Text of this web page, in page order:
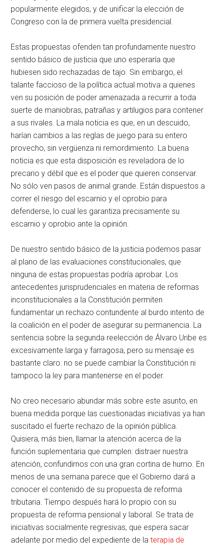
popularmente elegidos, y de unificar la elección de
Congreso con la de primera vuelta presidencial.
Estas propuestas ofenden tan profundamente nuestro
sentido básico de justicia que uno esperaría que
hubiesen sido rechazadas de tajo. Sin embargo, el
talante faccioso de la política actual motiva a quienes
ven su posición de poder amenazada a recurrir a toda
suerte de maniobras, patrañas y artilugios para contener
a sus rivales. La mala noticia es que, en un descuido,
harían cambios a las reglas de juego para su entero
provecho, sin vergüenza ni remordimiento. La buena
noticia es que esta disposición es reveladora de lo
precario y débil que es el poder que quieren conservar.
No sólo ven pasos de animal grande. Están dispuestos a
correr el riesgo del escarnio y el oprobio para
defenderse, lo cual les garantiza precisamente su
escarnio y oprobio ante la opinión.
De nuestro sentido básico de la justicia podemos pasar
al plano de las evaluaciones constitucionales, que
ninguna de estas propuestas podría aprobar. Los
antecedentes jurisprudenciales en materia de reformas
inconstitucionales a la Constitución permiten
fundamentar un rechazo contundente al burdo intento de
la coalición en el poder de asegurar su permanencia. La
sentencia sobre la segunda reelección de Álvaro Uribe es
excesivamente larga y farragosa, pero su mensaje es
bastante claro: no se puede cambiar la Constitución ni
tampoco la ley para mantenerse en el poder.
No creo necesario abundar más sobre este asunto, en
buena medida porque las cuestionadas iniciativas ya han
suscitado el fuerte rechazo de la opinión pública.
Quisiera, más bien, llamar la atención acerca de la
función suplementaria que cumplen: distraer nuestra
atención, confundirnos con una gran cortina de humo. En
menos de una semana parece que el Gobierno dará a
conocer el contenido de su propuesta de reforma
tributaria. Tiempo después hará lo propio con su
propuesta de reforma pensional y laboral. Se trata de
iniciativas socialmente regresivas, que espera sacar
adelante por medio del expediente de laterapia de